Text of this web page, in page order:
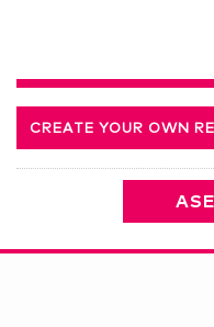
CREATE YOUR OWN